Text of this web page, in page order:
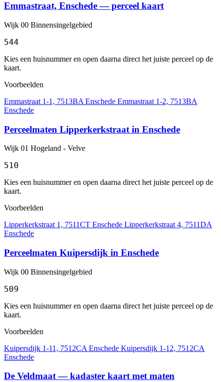
Emmastraat, Enschede — perceel kaart
Wijk 00 Binnensingelgebied
544
Kies een huisnummer en open daarna direct het juiste perceel op de
kaart.
Voorbeelden
Emmastraat 1-1, 7513BA Enschede Emmastraat 1-2, 7513BA
Enschede
Perceelmaten Lipperkerkstraat in Enschede
Wijk 01 Hogeland - Velve
510
Kies een huisnummer en open daarna direct het juiste perceel op de
kaart.
Voorbeelden
Lipperkerkstraat 1, 7511CT Enschede Lipperkerkstraat 4, 7511DA
Enschede
Perceelmaten Kuipersdijk in Enschede
Wijk 00 Binnensingelgebied
509
Kies een huisnummer en open daarna direct het juiste perceel op de
kaart.
Voorbeelden
Kuipersdijk 1-11, 7512CA Enschede Kuipersdijk 1-12, 7512CA
Enschede
De Veldmaat — kadaster kaart met maten